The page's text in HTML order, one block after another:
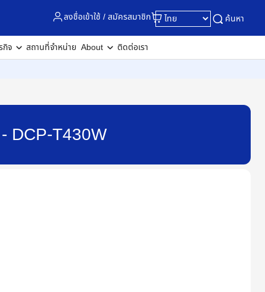
ลงชื่อเข้าใช้ / สมัครสมาชิก ค้นหา
กิจ สถานที่จำหน่าย About ติดต่อเรา
DCP-T430W